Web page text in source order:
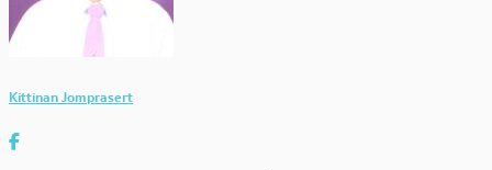
Kittinan Jomprasert